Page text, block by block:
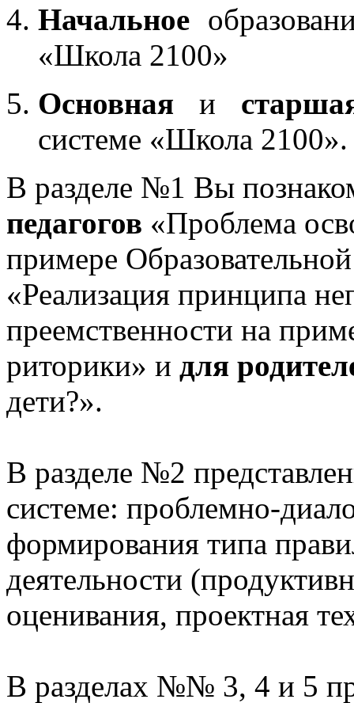
Начальное
«Школа 2100»
Основная и
системе «Школа 2100».
В разделе №1 Вы
педагогов «Проблема
примере
«Реализация принципа
преемственности на
риторики» и для
дети?».
В разделе №2
системе: проблемно-
формирования типа
деятельности
оценивания, проектная
В разделах №№ 3, 4 и 5